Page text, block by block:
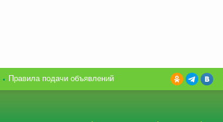
Правила подачи объявлений